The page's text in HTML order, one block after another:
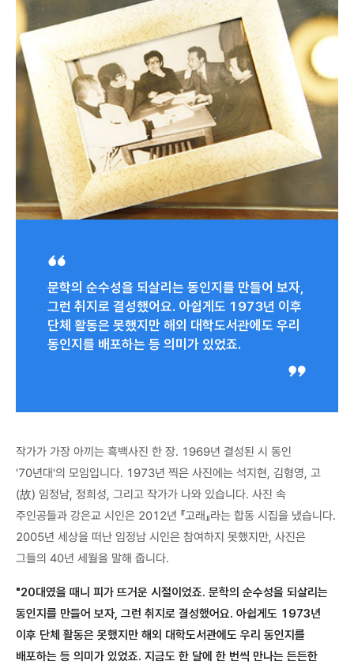
문학의 순수성을 되살리는 동인지를 만들어 보자,
그런 취지로 결성했어요. 아쉽게도 1973년 이후
단체 활동은 못했지만 해외 대학도서관에도 우리
동인지를 배포하는 등 의미가 있었죠.
작가가 가장 아끼는 흑백사진 한 장. 1969년 결성된 시 동인
'70년대'의 모임입니다. 1973년 찍은 사진에는 석지현, 김형영, 고
(故) 임정남, 정희성, 그리고 작가가 나와 있습니다. 사진 속
주인공들과 강은교 시인은 2012년 『고래』라는 합동 시집을 냈습니다.
2005년 세상을 떠난 임정남 시인은 참여하지 못했지만, 사진은
그들의 40년 세월을 말해 줍니다.
"20대였을 때니 피가 뜨거운 시절이었죠. 문학의 순수성을 되살리는
동인지를 만들어 보자, 그런 취지로 결성했어요. 아쉽게도 1973년
이후 단체 활동은 못했지만 해외 대학도서관에도 우리 동인지를
배포하는 등 의미가 있었죠. 지금도 한 달에 한 번씩 만나는 든든한